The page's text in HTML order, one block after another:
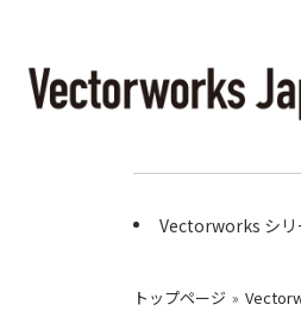
Vectorworks シリ
トップページ »